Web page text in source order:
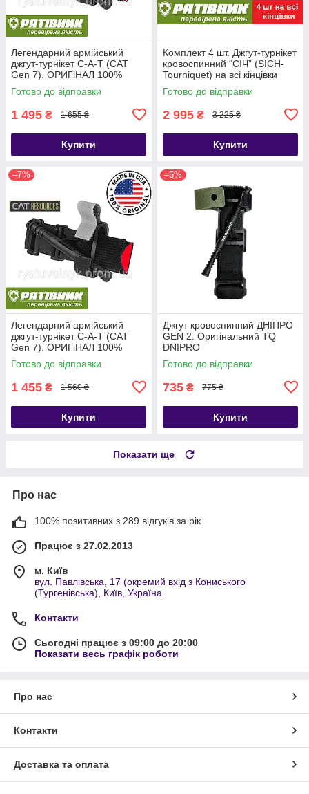
Легендарний армійський
джгут-турнікет С-A-T (CAT
Gen 7). ОРИГіНАЛ 100%
США. НЕ КИТАЙ!!! (ТЖТ)
Готово до відправки
1 495 ₴ 1 655 ₴
Купити
Комплект 4 шт. Джгут-турнікет
кровоспинний “СІЧ” (SICH-
Tourniquet) на всі кінцівки
Готово до відправки
2 995 ₴ 3 225 ₴
Купити
–7%
Легендарний армійський
джгут-турнікет С-A-T (CAT
Gen 7). ОРИГіНАЛ 100%
США. НЕ КИТАЙ!!! (ТЖТ)
Готово до відправки
1 455 ₴ 1 560 ₴
Купити
–5%
Джгут кровоспинний ДНІПРО
GEN 2. Оригінальний TQ
DNIPRO
Готово до відправки
735 ₴ 775 ₴
Купити
Показати ще
Про нас
100% позитивних з 289 відгуків за рік
Працює з 27.02.2013
м. Київ
вул. Павлівська, 17 (окремий вхід з Кониського
(Тургенівська), Київ, Україна
Контакти
Сьогодні працює з 09:00 до 20:00
Показати весь графік роботи
Про нас
Контакти
Доставка та оплата